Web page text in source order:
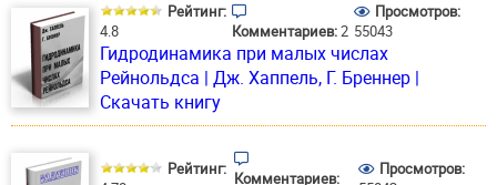
Рейтинг:
4.8
Комментариев:2
Просмотров:
55043
Гидродинамика при малых числах
Рейнольдса | Дж. Хаппель, Г. Бреннер |
Скачать книгу
Рейтинг: Комментариев:
Просмотров: